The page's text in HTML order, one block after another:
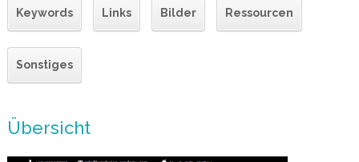
Keywords Links Bilder Ressourcen
Sonstiges
Übersicht